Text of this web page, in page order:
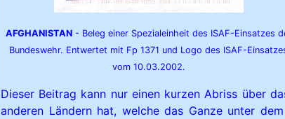
AFGHANISTAN- Beleg einer Spezialeinheit des ISAF-Einsatzes
Bundeswehr. Entwertet mit Fp 1371 und Logo des ISAF-
vom 10.03.2002.
Dieser Beitrag kann nur einen kurzen Abriss über
anderen Ländern hat, welche das Ganze unter